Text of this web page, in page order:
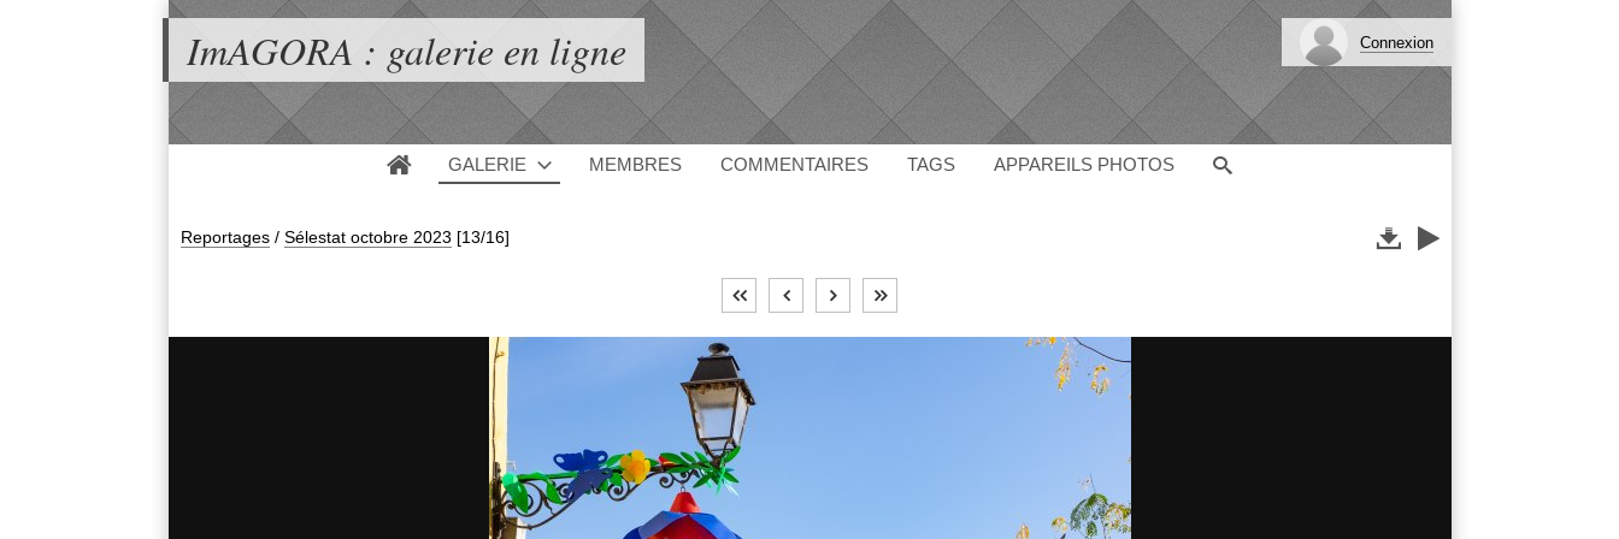
ImAGORA : galerie en ligne Connexion
GALERIE MEMBRES COMMENTAIRES TAGS APPAREILS PHOTOS
Reportages / Sélestat octobre 2023 [13/16]  